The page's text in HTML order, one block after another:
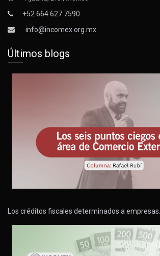
+52 664 627 7590
info@incomex.org.mx
Últimos blogs
Los créditos fiscales determinados a empresas…